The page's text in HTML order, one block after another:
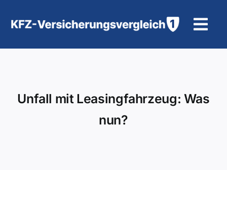
Inhalt
Unfall mit Leasingfahrzeug: Was
nun?